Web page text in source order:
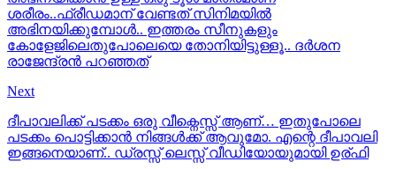
ശരീരം..ഫ്രീഡമാന് വേണ്ടത് സിനിമയില്‍
അഭിനയിക്കുമ്പോള്‍.. ഇത്തരം സീനുകളും
കോളേജിലെതുപോലെയെ തോനിയിട്ടുള്ളൂ.. ദര്‍ശന
രാജേന്ദ്രന്‍ പറഞ്ഞത്
Next
ദീപാവലിക്ക് പടക്കം ഒരു വീക്നെസ്സ് ആണ്… ഇതുപോലെ
പടക്കം പൊട്ടിക്കാന്‍ നിങ്ങള്‍ക്ക് ആവുമോ. എന്റെ ദീപാവലി
ഇങ്ങനെയാണ്.. ഡ്രസ്സ്‌ ലെസ്സ് വീഡിയോയുമായി ഉര്ഫി